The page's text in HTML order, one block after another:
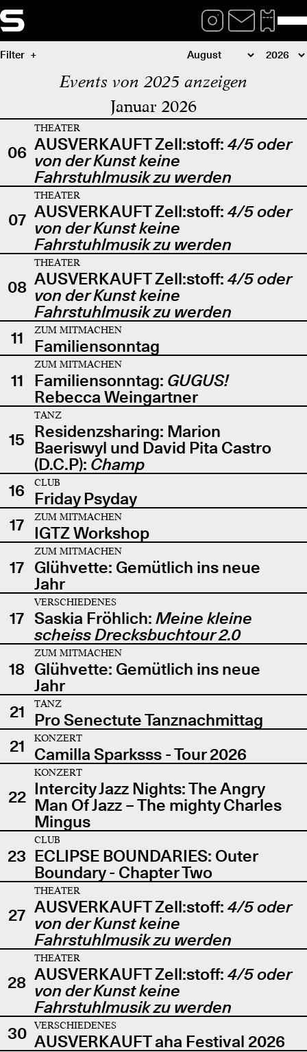
Filter
Events von 2025 anzeigen
Januar 2026
06
THEATER
AUSVERKAUFT Zell:stoff: 4/5 oder
von der Kunst keine
Fahrstuhlmusik zu werden
07
THEATER
AUSVERKAUFT Zell:stoff: 4/5 oder
von der Kunst keine
Fahrstuhlmusik zu werden
08
THEATER
AUSVERKAUFT Zell:stoff: 4/5 oder
von der Kunst keine
Fahrstuhlmusik zu werden
11
ZUM MITMACHEN
Familiensonntag
11
ZUM MITMACHEN
Familiensonntag: GUGUS!
Rebecca Weingartner
15
TANZ
Residenzsharing: Marion
Baeriswyl und David Pita Castro
(D.C.P): Champ
16
CLUB
Friday Psyday
17
ZUM MITMACHEN
IGTZ Workshop
17
ZUM MITMACHEN
Glühvette: Gemütlich ins neue
Jahr
17
VERSCHIEDENES
Saskia Fröhlich: Meine kleine
scheiss Drecksbuchtour 2.0
18
ZUM MITMACHEN
Glühvette: Gemütlich ins neue
Jahr
21
TANZ
Pro Senectute Tanznachmittag
21
KONZERT
Camilla Sparksss - Tour 2026
22
KONZERT
Intercity Jazz Nights: The Angry
Man Of Jazz – The mighty Charles
Mingus
23
CLUB
ECLIPSE BOUNDARIES: Outer
Boundary - Chapter Two
27
THEATER
AUSVERKAUFT Zell:stoff: 4/5 oder
von der Kunst keine
Fahrstuhlmusik zu werden
28
THEATER
AUSVERKAUFT Zell:stoff: 4/5 oder
von der Kunst keine
Fahrstuhlmusik zu werden
30
VERSCHIEDENES
AUSVERKAUFT aha Festival 2026